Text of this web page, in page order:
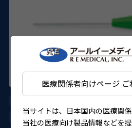
医療関係者向けページ
当サイトは、日本国内の医療関係
当社の医療向け製品情報などを
KIRWAN